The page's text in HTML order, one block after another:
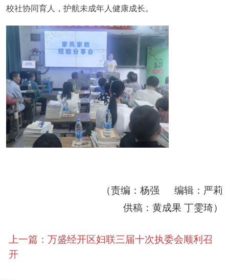
校社协同育人，护航未成年人健康成长。
（责编：杨强 编辑：严莉
供稿：黄成果 丁雯琦）
上一篇：万盛经开区妇联三届十次执委会顺利召
开